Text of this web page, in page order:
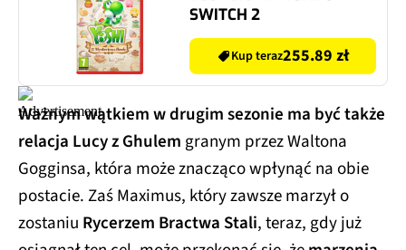
SWITCH 2
Kup teraz255.89 zł
Ważnym wątkiem w drugim sezonie ma być także
relacja Lucy z Ghulem granym przez Waltona
Gogginsa, która może znacząco wpłynąć na obie
postacie. Zaś Maximus, który zawsze marzył o
zostaniu Rycerzem Bractwa Stali, teraz, gdy już